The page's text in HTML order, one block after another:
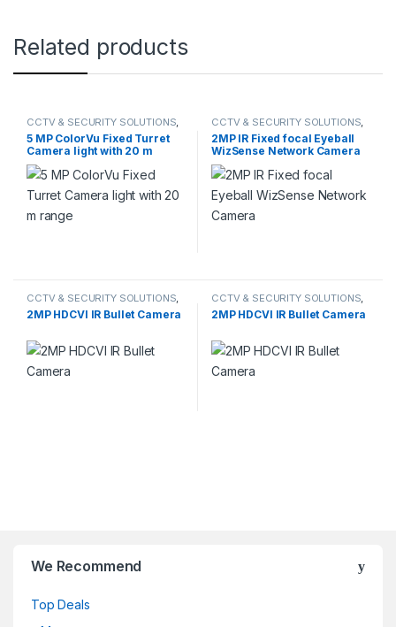
Related products
CCTV & SECURITY SOLUTIONS,
ColorVu CAMERA HIKVISION
5 MP ColorVu Fixed Turret
Camera light with 20 m
range
CCTV & SECURITY SOLUTIONS,
DAHUA, NETWORK CAMERA
2MP IR Fixed focal Eyeball
WizSense Network Camera
CCTV & SECURITY SOLUTIONS,
DAHUA,HDCVI CAMERA
2MP HDCVI IR Bullet Camera
CCTV & SECURITY SOLUTIONS,
DAHUA,HDCVI CAMERA
2MP HDCVI IR Bullet Camera
We Recommend
Top Deals